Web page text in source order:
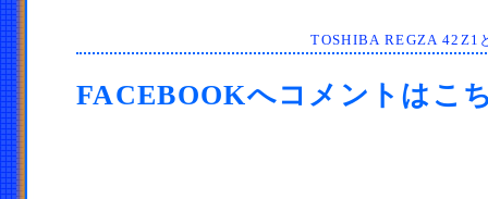
TOSHIBA REGZA 42Z1
FACEBOOKへコメントはこ